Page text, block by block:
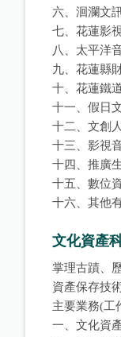
六、洄瀾文
七、花蓮影
八、太平洋
九、花蓮縣
十、花蓮鐵
十一、假日
十二、文創
十三、影視
十四、推廣
十五、數位
十六、其他
文化資產
掌理古蹟、
資產保存技
主要業務(工
一、文化資